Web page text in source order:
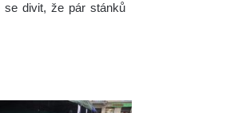
divit, že pár stánků